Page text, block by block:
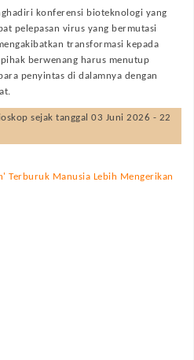
konferensi bioteknologi yang
pelepasan virus yang bermutasi
transformasi kepada
berwenang harus menutup
penyintas di dalamnya dengan
sejak tanggal 03 Juni 2026 - 22
Terburuk Manusia Lebih Mengerikan